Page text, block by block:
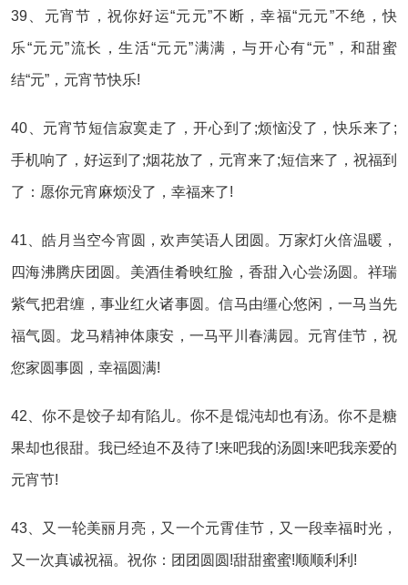
39、元宵节，祝你好运“元元”不断，幸福“元元”不绝，快
乐“元元”流长，生活“元元”满满，与开心有“元”，和甜蜜
结“元”，元宵节快乐!
40、元宵节短信寂寞走了，开心到了;烦恼没了，快乐来了;
手机响了，好运到了;烟花放了，元宵来了;短信来了，祝福到
了：愿你元宵麻烦没了，幸福来了!
41、皓月当空今宵圆，欢声笑语人团圆。万家灯火倍温暖，
四海沸腾庆团圆。美酒佳肴映红脸，香甜入心尝汤圆。祥瑞
紫气把君缠，事业红火诸事圆。信马由缰心悠闲，一马当先
福气圆。龙马精神体康安，一马平川春满园。元宵佳节，祝
您家圆事圆，幸福圆满!
42、你不是饺子却有陷儿。你不是馄沌却也有汤。你不是糖
果却也很甜。我已经迫不及待了!来吧我的汤圆!来吧我亲爱的
元宵节!
43、又一轮美丽月亮，又一个元霄佳节，又一段幸福时光，
又一次真诚祝福。祝你：团团圆圆!甜甜蜜蜜!顺顺利利!